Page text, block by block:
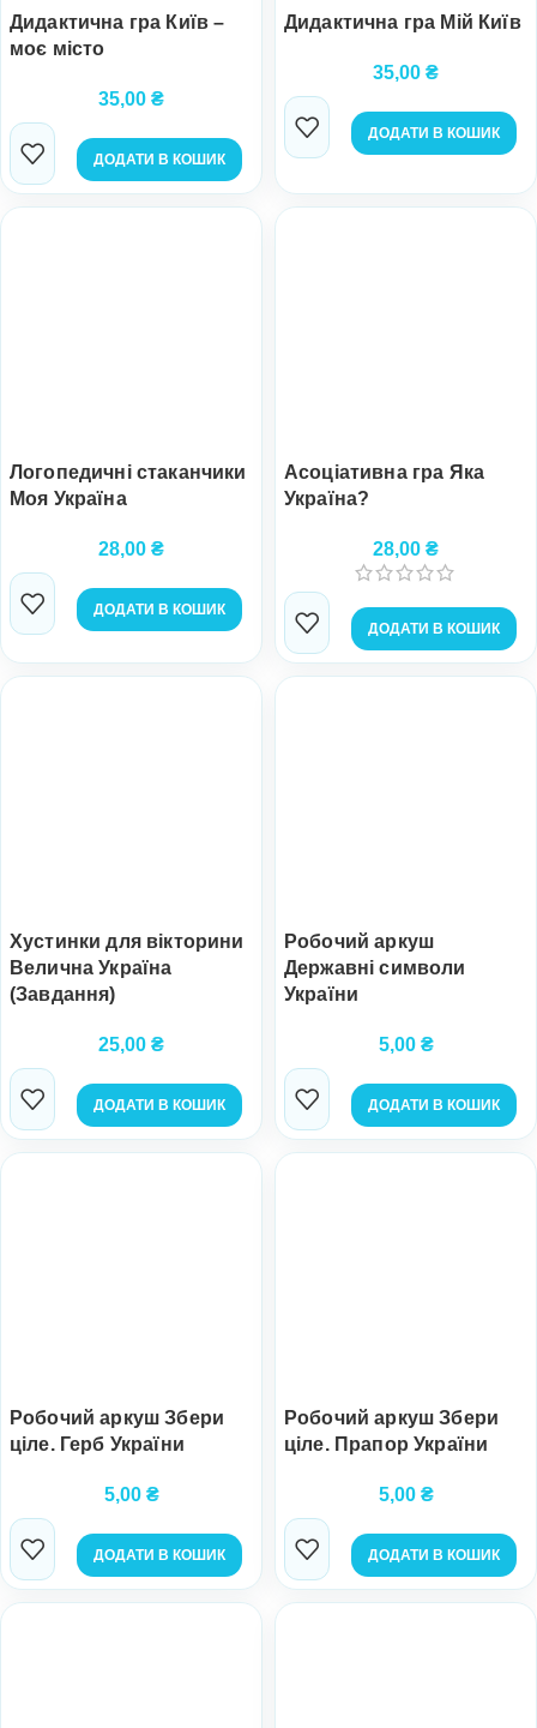
Дидактична гра Київ –
моє місто
35,00 ₴
ДОДАТИ В КОШИК
Дидактична гра Мій Київ
35,00 ₴
ДОДАТИ В КОШИК
Логопедичні стаканчики
Моя Україна
28,00 ₴
ДОДАТИ В КОШИК
Асоціативна гра Яка
Україна?
28,00 ₴
ДОДАТИ В КОШИК
Хустинки для вікторини
Велична Україна
(Завдання)
25,00 ₴
ДОДАТИ В КОШИК
Робочий аркуш
Державні символи
України
5,00 ₴
ДОДАТИ В КОШИК
Робочий аркуш Збери
ціле. Герб України
5,00 ₴
ДОДАТИ В КОШИК
Робочий аркуш Збери
ціле. Прапор України
5,00 ₴
ДОДАТИ В КОШИК